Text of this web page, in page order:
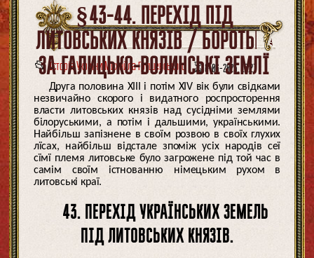
§43-44. ПЕРЕХІД ПІД
ЛИТОВСЬКИХ КНЯЗІВ / БОРОТЬБА
ЗА ГАЛИЦЬКО-ВОЛИНСЬКІ ЗЕМЛЇ
📂Історія України Михайла Грушевського ⏳ 8-06-2025, 17:21
Друга половина XIII і потім XIV вік були свідками
незвичайно скорого і видатного роспросторення
власти литовських князів над сусідніми землями
білоруськими, а потім і дальшими, українськими.
Найбільш запізнене в своїм розвою в своїх глухих
лїсах, найбільш відстале зпоміж усіх народів сеї
сїмї племя литовське було загрожене під той час в
самім своїм істнованню німецьким рухом в
литовські краї.
43. ПЕРЕХІД УКРАЇНСЬКИХ ЗЕМЕЛЬ
ПІД ЛИТОВСЬКИХ КНЯЗІВ.